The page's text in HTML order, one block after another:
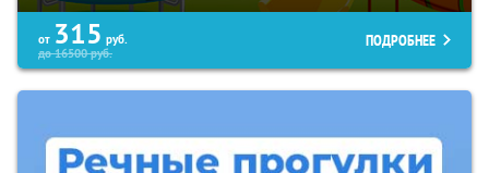
от 315 руб.
до16500руб.
ПОДРОБНЕЕ